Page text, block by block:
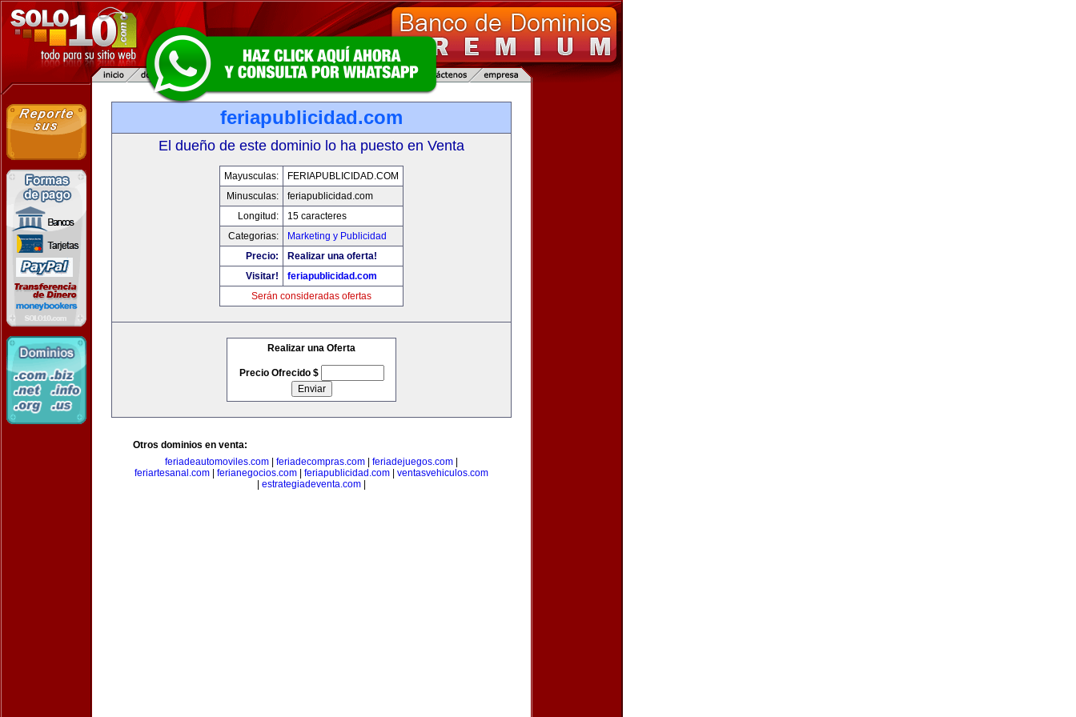
feriapublicidad.com
El dueño de este dominio lo ha puesto en Venta
Mayusculas:
FERIAPUBLICIDAD.COM
Minusculas:
feriapublicidad.com
Longitud:
15 caracteres
Categorias:
Marketing y Publicidad
Precio:
Realizar una oferta!
Visitar!
feriapublicidad.com
Serán consideradas ofertas
Realizar una Oferta
Precio Ofrecido $
Otros dominios en venta:
feriadeautomoviles.com
feriadecompras.com feriadejuegos.com
feriartesanal.com
ferianegocios.com feriapublicidad.com
ventasvehiculos.com
estrategiadeventa.com